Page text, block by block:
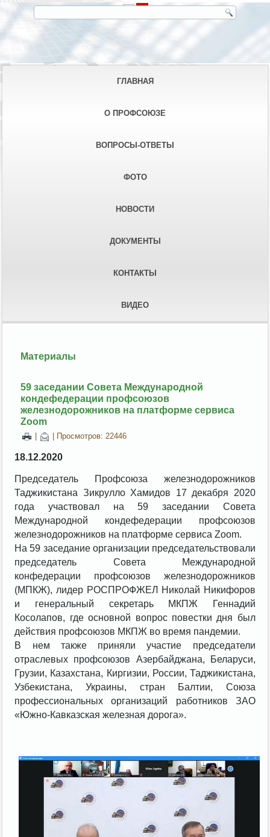
ГЛАВНАЯ
О ПРОФСОЮЗЕ
ВОПРОСЫ-ОТВЕТЫ
ФОТО
НОВОСТИ
ДОКУМЕНТЫ
КОНТАКТЫ
ВИДЕО
Материалы
59 заседании Совета Международной
кондефедерации профсоюзов
железнодорожников на платформе сервиса
Zoom
| Просмотров: 22446
18.12.2020
Председатель Профсоюза железнодорожников
Таджикистана Зикрулло Хамидов 17 декабря 2020
года участвовал на 59 заседании Совета
Международной кондефедерации профсоюзов
железнодорожников на платформе сервиса Zoom.
На 59 заседание организации председательствовали
председатель Совета Международной
конфедерации профсоюзов железнодорожников
(МПКЖ), лидер РОСПРОФЖЕЛ Николай Никифоров
и генеральный секретарь МКПЖ Геннадий
Косолапов, где основной вопрос повестки дня был
действия профсоюзов МКПЖ во время пандемии.
В нем также приняли участие председатели
отраслевых профсоюзов Азербайджана, Беларуси,
Грузии, Казахстана, Киргизии, России, Таджикистана,
Узбекистана, Украины, стран Балтии, Союза
профессиональных организаций работников ЗАО
«Южно-Кавказская железная дорога».